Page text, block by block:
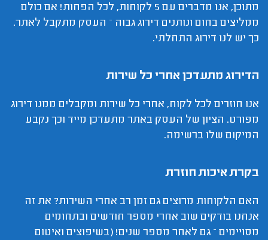
מתוכן, אנו מדברים עם 5 לקוחות, לכל הפחות! אם כולם
ממליצים בחום ונותנים דירוג גבוה – העסק מתקבל לאתר.
כך יש לנו דירוג התחלתי.
הדירוג מתעדכן אחרי כל שירות
אנו חוזרים לכל לקוח, אחרי כל שירות ומקבלים ממנו דירוג
מפורט. הציון של העסק באתר מתעדכן מייד וכך נקבע
המיקום שלו ברשימה.
בקרת איכות חוזרת
האם הלקוחות מרוצים גם זמן רב אחרי השירות? את זה
אנחנו בודקים שוב אחרי מספר חודשים ובתחומים
מסויימים – גם לאחר מספר שנים! (בשיפוצים ואיטום